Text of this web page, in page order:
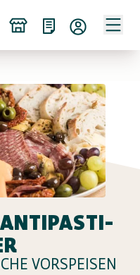
VORSPEISEN